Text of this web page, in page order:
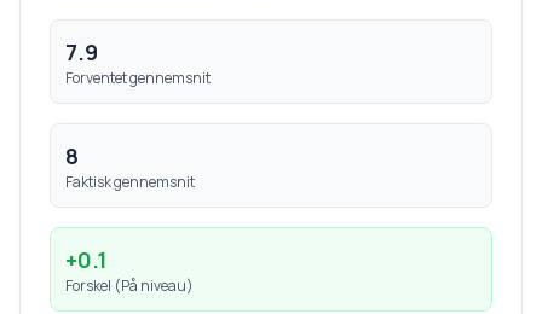
7.9
Forventet gennemsnit
8
Faktisk gennemsnit
+0.1
Forskel (På niveau)